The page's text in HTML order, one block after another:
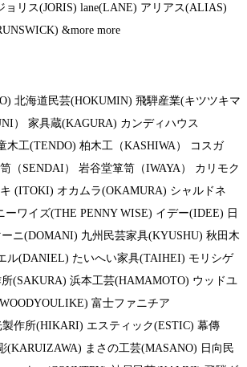
ョリス(JORIS) lane(LANE) アリアス(ALIAS)
&more more
北海道民芸(HOKUMIN) 飛騨産業(キツツキマ
） 家具蔵(KAGURA) カンディハウス
木工(TENDO) 柏木工（KASHIWA） コスガ
（SENDAI） 岩谷堂箪笥（IWAYA） カリモク
(ITOKI) オカムラ(OKAMURA) シャルドネ
ーワイズ(THE PENNY WISE) イデー(IDEE) 日
ニ(DOMANI) 九州民芸家具(KYUSHU) 秋田木
ル(DANIEL) たいへい家具(TAIHEI) モリシゲ
(SAKURA) 浜本工芸(HAMAMOTO) ウッドユ
富士ファニチア
製作所(HIKARI) エスティック(ESTIC) 幕傳
(KARUIZAWA) まさの工芸(MASANO) 日向民